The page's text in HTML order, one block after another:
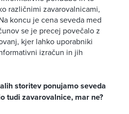
različnimi zavarovalnicami,
koncu je cena seveda med
se je precej povečalo z
kjer lahko uporabniki
izračun in jih
storitev ponujamo seveda
tudi zavarovalnice, mar ne?